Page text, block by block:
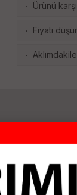
· Ürünü
· Fiyatı
·